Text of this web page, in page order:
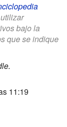
bajo la
que se indique
11:19